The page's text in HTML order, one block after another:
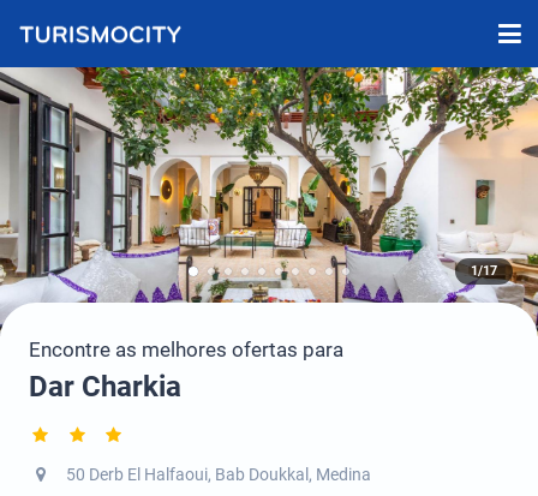
1/17
Encontre as melhores ofertas para
Dar Charkia
50 Derb El Halfaoui, Bab Doukkal, Medina